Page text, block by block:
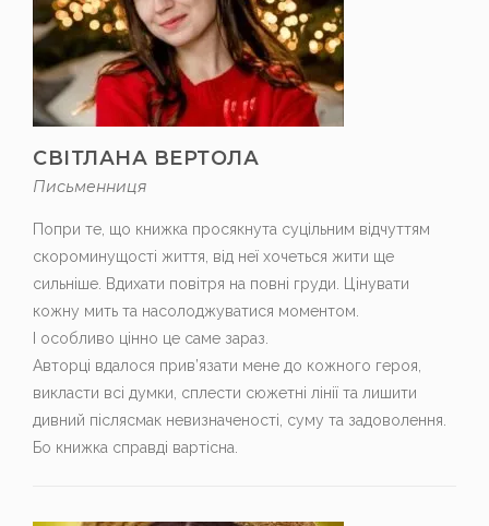
СВІТЛАНА ВЕРТОЛА
Письменниця
Попри те, що книжка просякнута суцільним відчуттям
скороминущості життя, від неї хочеться жити ще
сильніше. Вдихати повітря на повні груди. Цінувати
кожну мить та насолоджуватися моментом.
І особливо цінно це саме зараз.
Авторці вдалося прив’язати мене до кожного героя,
викласти всі думки, сплести сюжетні лінії та лишити
дивний післясмак невизначеності, суму та задоволення.
Бо книжка справді вартісна.